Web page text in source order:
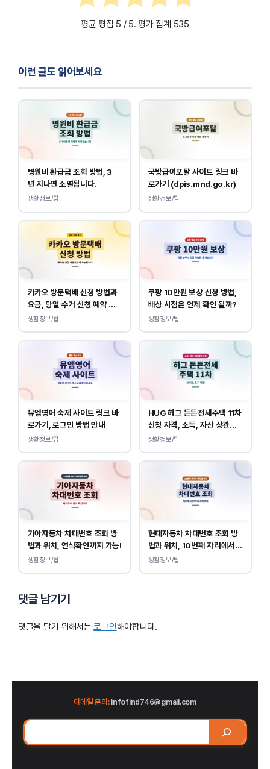
평균 평점 5 / 5. 평가 집계 535
이런 글도 읽어보세요
병원비 환급금 조회 방법, 3
년 지나면 소멸됩니다.
생활정보/팁
국방급여포탈 사이트 링크 바
로가기 (dpis.mnd.go.kr)
생활정보/팁
카카오 방문택배 신청 방법과
요금, 당일 수거 신청 예약 안
내
생활정보/팁
쿠팡 10만원 보상 신청 방법,
배상 시점은 언제 확인 될까?
생활정보/팁
뮤엠영어 숙제 사이트 링크 바
로가기, 로그인 방법 안내
생활정보/팁
HUG 허그 든든전세주택 11차
신청 자격, 소득, 자산 상관없
이 가능합니다.
생활정보/팁
기아자동차 차대번호 조회 방
법과 위치, 연식확인까지 가능!
생활정보/팁
현대자동차 차대번호 조회 방
법과 위치, 10번째 자리에서
연식 확인!
생활정보/팁
댓글 남기기
댓글을 달기 위해서는로그인해야합니다.
이메일 문의:infofind746@gmail.com
검